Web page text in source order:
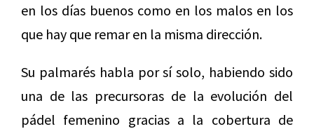
en los días buenos como en los malos en los
que hay que remar en la misma dirección.
Su palmarés habla por sí solo, habiendo sido
una de las precursoras de la evolución del
pádel femenino gracias a la cobertura de